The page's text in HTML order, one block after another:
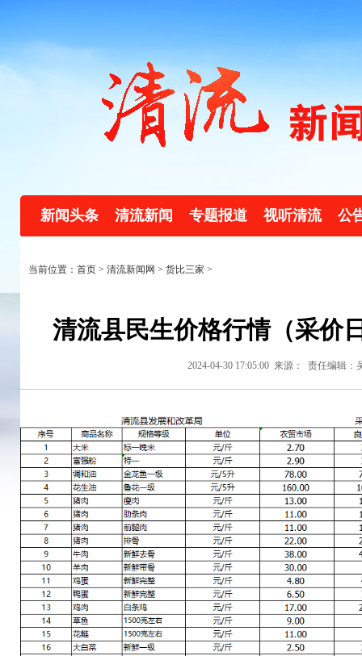
新闻头条 清流新闻 专题报道 视听清流 公
当前位置：首页 > 清流新闻网 > 货比三家 >
清流县民生价格行情（采价
2024-04-30 17:05:00 来源： 责任编辑：